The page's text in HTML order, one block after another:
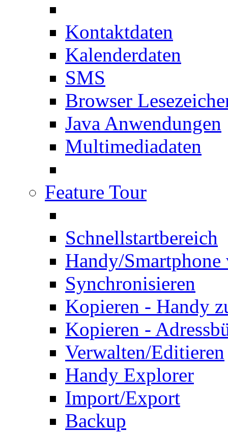
Kontaktdaten
Kalenderdaten
SMS
Browser
Java Anwendungen
Multimediadaten
Feature Tour
Schnellstartbereich
Handy/Smartphone
Synchronisieren
Kopieren - Handy
Kopieren -
Verwalten/Editieren
Handy Explorer
Import/Export
Backup